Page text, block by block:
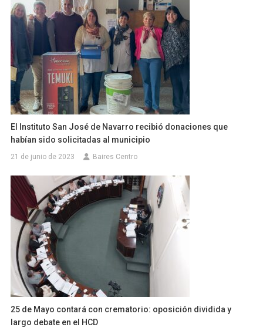
El Instituto San José de Navarro recibió donaciones que
habían sido solicitadas al municipio
21 de junio de 2023 Baires Centro
25 de Mayo contará con crematorio: oposición dividida y
largo debate en el HCD